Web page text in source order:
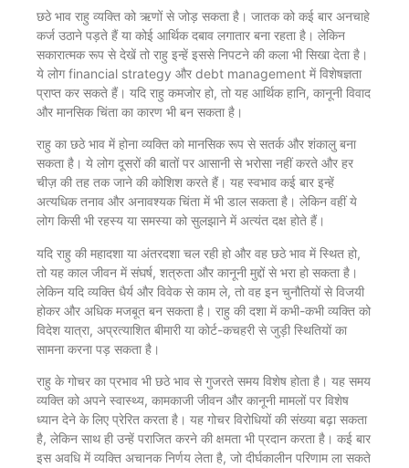
छठे भाव राहु व्यक्ति को ऋणों से जोड़ सकता है। जातक को कई बार अनचाहे
कर्ज उठाने पड़ते हैं या कोई आर्थिक दबाव लगातार बना रहता है। लेकिन
सकारात्मक रूप से देखें तो राहु इन्हें इससे निपटने की कला भी सिखा देता है।
ये लोग financial strategy और debt management में विशेषज्ञता
प्राप्त कर सकते हैं। यदि राहु कमजोर हो, तो यह आर्थिक हानि, कानूनी विवाद
और मानसिक चिंता का कारण भी बन सकता है।
राहु का छठे भाव में होना व्यक्ति को मानसिक रूप से सतर्क और शंकालु बना
सकता है। ये लोग दूसरों की बातों पर आसानी से भरोसा नहीं करते और हर
चीज़ की तह तक जाने की कोशिश करते हैं। यह स्वभाव कई बार इन्हें
अत्यधिक तनाव और अनावश्यक चिंता में भी डाल सकता है। लेकिन वहीं ये
लोग किसी भी रहस्य या समस्या को सुलझाने में अत्यंत दक्ष होते हैं।
यदि राहु की महादशा या अंतरदशा चल रही हो और वह छठे भाव में स्थित हो,
तो यह काल जीवन में संघर्ष, शत्रुता और कानूनी मुद्दों से भरा हो सकता है।
लेकिन यदि व्यक्ति धैर्य और विवेक से काम ले, तो वह इन चुनौतियों से विजयी
होकर और अधिक मजबूत बन सकता है। राहु की दशा में कभी-कभी व्यक्ति को
विदेश यात्रा, अप्रत्याशित बीमारी या कोर्ट-कचहरी से जुड़ी स्थितियों का
सामना करना पड़ सकता है।
राहु के गोचर का प्रभाव भी छठे भाव से गुजरते समय विशेष होता है। यह समय
व्यक्ति को अपने स्वास्थ्य, कामकाजी जीवन और कानूनी मामलों पर विशेष
ध्यान देने के लिए प्रेरित करता है। यह गोचर विरोधियों की संख्या बढ़ा सकता
है, लेकिन साथ ही उन्हें पराजित करने की क्षमता भी प्रदान करता है। कई बार
इस अवधि में व्यक्ति अचानक निर्णय लेता है, जो दीर्घकालीन परिणाम ला सकते